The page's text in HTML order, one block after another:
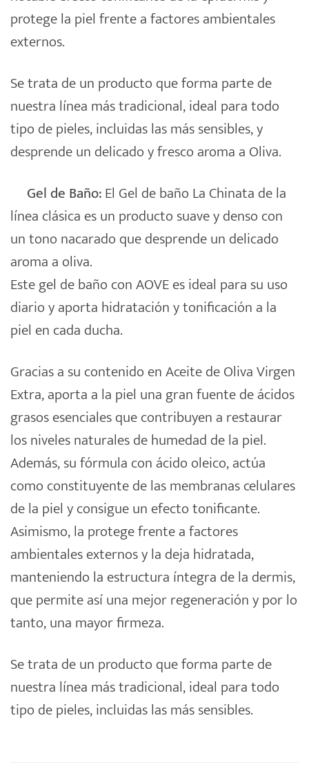
protege la piel frente a factores ambientales
externos.
Se trata de un producto que forma parte de
nuestra línea más tradicional, ideal para todo
tipo de pieles, incluidas las más sensibles, y
desprende un delicado y fresco aroma a Oliva.
Gel de Baño:El Gel de baño La Chinata de la
línea clásica es un producto suave y denso con
un tono nacarado que desprende un delicado
aroma a oliva.
Este gel de baño con AOVE es ideal para su uso
diario y aporta hidratación y tonificación a la
piel en cada ducha.
Gracias a su contenido en Aceite de Oliva Virgen
Extra, aporta a la piel una gran fuente de ácidos
grasos esenciales que contribuyen a restaurar
los niveles naturales de humedad de la piel.
Además, su fórmula con ácido oleico, actúa
como constituyente de las membranas celulares
de la piel y consigue un efecto tonificante.
Asimismo, la protege frente a factores
ambientales externos y la deja hidratada,
manteniendo la estructura íntegra de la dermis,
que permite así una mejor regeneración y por lo
tanto, una mayor firmeza.
Se trata de un producto que forma parte de
nuestra línea más tradicional, ideal para todo
tipo de pieles, incluidas las más sensibles.